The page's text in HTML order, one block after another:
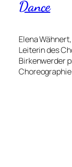
Dance
Elena
Leiterin des
Birkenwerder